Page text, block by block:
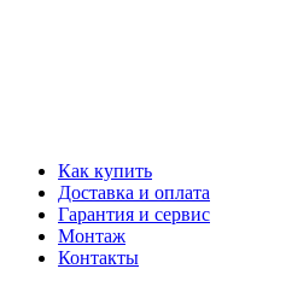
Как купить
Доставка и оплата
Гарантия и сервис
Монтаж
Контакты